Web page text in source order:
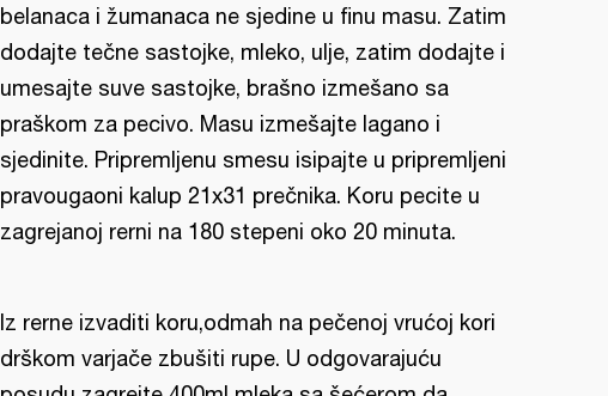
belanaca i žumanaca ne sjedine u finu masu. Zatim
dodajte tečne sastojke, mleko, ulje, zatim dodajte i
umesajte suve sastojke, brašno izmešano sa
praškom za pecivo. Masu izmešajte lagano i
sjedinite. Pripremljenu smesu isipajte u pripremljeni
pravougaoni kalup 21x31 prečnika. Koru pecite u
zagrejanoj rerni na 180 stepeni oko 20 minuta.
Iz rerne izvaditi koru,odmah na pečenoj vrućoj kori
drškom varjače zbušiti rupe. U odgovarajuću